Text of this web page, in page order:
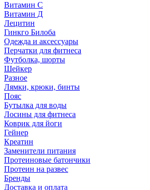
Витамин С
Витамин Д
Лецитин
Гинкго Билоба
Одежда и аксессуары
Перчатки для фитнеса
Футболка, шорты
Шейкер
Разное
Лямки, крюки, бинты
Пояс
Бутылка для воды
Лосины для фитнеса
Коврик для йоги
Гейнер
Креатин
Заменители питания
Протеиновые батончики
Протеин на развес
Бренды
Доставка и оплата